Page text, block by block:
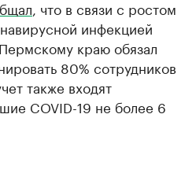
, что в связи с ростом
инфекцией
краю обязал
80% сотрудников
также входят
COVID-19 не более 6